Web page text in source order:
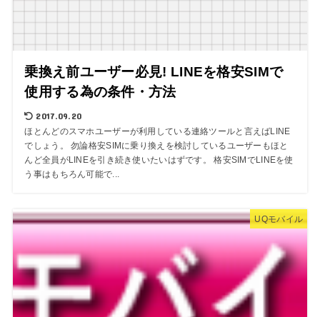
乗換え前ユーザー必見! LINEを格安SIMで
使用する為の条件・方法
2017.09.20
ほとんどのスマホユーザーが利用している連絡ツールと言えばLINE
でしょう。 勿論格安SIMに乗り換えを検討しているユーザーもほと
んど全員がLINEを引き続き使いたいはずです。 格安SIMでLINEを使
う事はもちろん可能で...
UQモバイル